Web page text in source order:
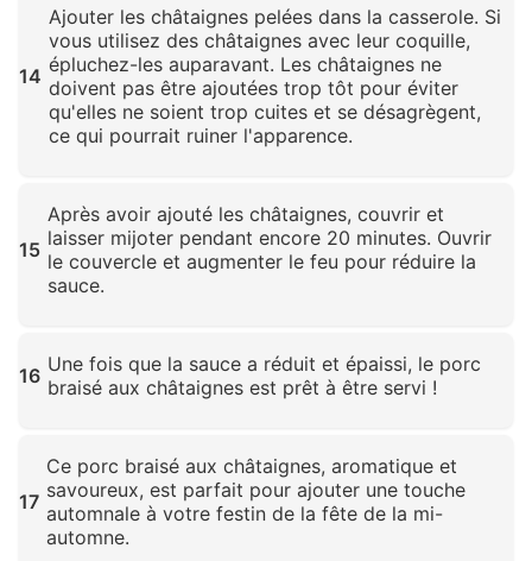
14
Ajouter les châtaignes pelées dans la casserole. Si
vous utilisez des châtaignes avec leur coquille,
épluchez-les auparavant. Les châtaignes ne
doivent pas être ajoutées trop tôt pour éviter
qu'elles ne soient trop cuites et se désagrègent,
ce qui pourrait ruiner l'apparence.
15
Après avoir ajouté les châtaignes, couvrir et
laisser mijoter pendant encore 20 minutes. Ouvrir
le couvercle et augmenter le feu pour réduire la
sauce.
16 Une fois que la sauce a réduit et épaissi, le porc
braisé aux châtaignes est prêt à être servi !
17
Ce porc braisé aux châtaignes, aromatique et
savoureux, est parfait pour ajouter une touche
automnale à votre festin de la fête de la mi-
automne.